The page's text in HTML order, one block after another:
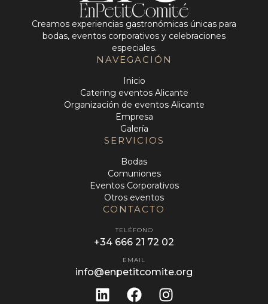
Creamos experiencias gastronómicas únicas para
bodas, eventos corporativos y celebraciones
especiales.
NAVEGACIÓN
Inicio
Catering eventos Alicante
Organización de eventos Alicante
Empresa
Galería
SERVICIOS
Bodas
Comuniones
Eventos Corporativos
Otros eventos
CONTACTO
TELÉFONO
+34 666 21 72 02
EMAIL
info@enpetitcomite.org